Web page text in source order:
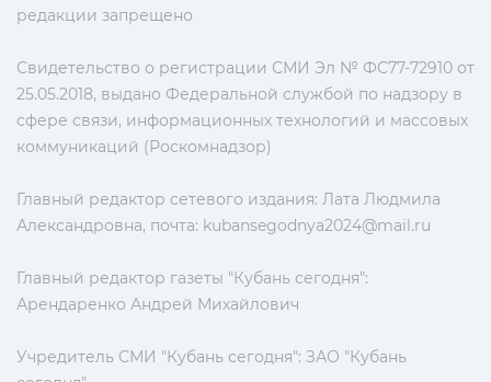
редакции запрещено
Свидетельство о регистрации СМИ Эл № ФС77-72910 от
25.05.2018, выдано Федеральной службой по надзору в
сфере связи, информационных технологий и массовых
коммуникаций (Роскомнадзор)
Главный редактор сетевого издания: Лата Людмила
Александровна, почта: kubansegodnya2024@mail.ru
Главный редактор газеты "Кубань сегодня":
Арендаренко Андрей Михайлович
Учредитель СМИ "Кубань сегодня": ЗАО "Кубань